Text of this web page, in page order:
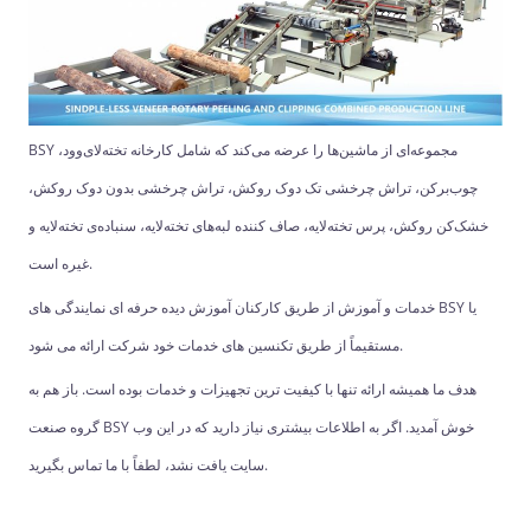
BSY مجموعه‌ای از ماشین‌ها را عرضه می‌کند که شامل کارخانه تخته‌لای‌وود،
چوب‌برکن، تراش چرخشی تک دوک روکش، تراش چرخشی بدون دوک روکش،
خشک‌کن روکش، پرس تخته‌لایه، صاف کننده لبه‌های تخته‌لایه، سنباده‌ی تخته‌لایه و
غیره است.
خدمات و آموزش از طریق کارکنان آموزش دیده حرفه ای نمایندگی های BSY یا
مستقیماً از طریق تکنسین های خدمات خود شرکت ارائه می شود.
هدف ما همیشه ارائه تنها با کیفیت ترین تجهیزات و خدمات بوده است. باز هم به
گروه صنعت BSY خوش آمدید. اگر به اطلاعات بیشتری نیاز دارید که در این وب
سایت یافت نشد، لطفاً با ما تماس بگیرید.